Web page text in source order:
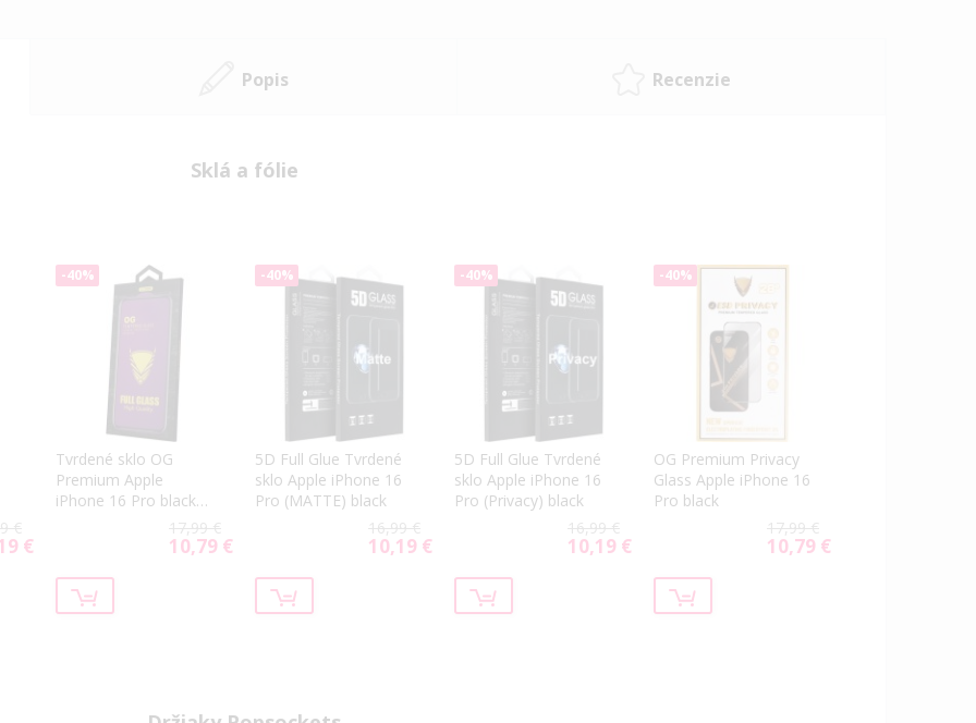
Popis Recenzie
Sklá a fólie
€
€
-40%
Tvrdené sklo OG
Premium Apple
iPhone 16 Pro black
17,99 €
Special
10,79 €
-40%
5D Full Glue Tvrdené
sklo Apple iPhone 16
Pro (MATTE) black
16,99 €
Special
10,19 €
-40%
5D Full Glue Tvrdené
sklo Apple iPhone 16
Pro (Privacy) black
16,99 €
Special
10,19 €
-40%
OG Premium Privacy
Glass Apple iPhone 16
Pro black
17,99 €
Special
10,79 €